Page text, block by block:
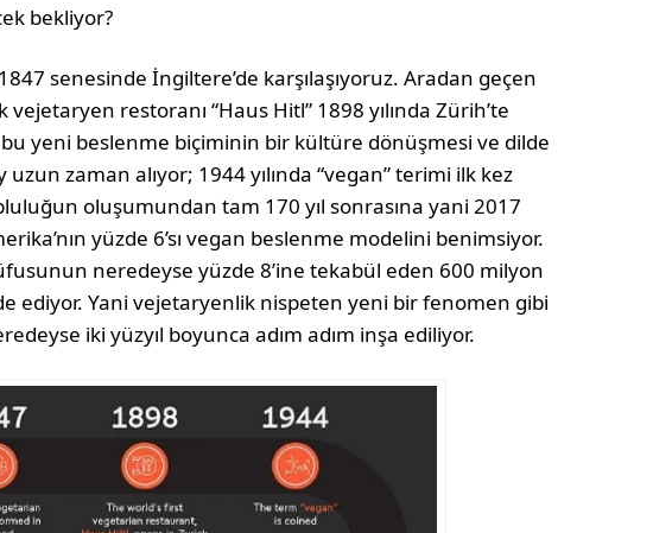
bekliyor?
senesinde İngiltere’de karşılaşıyoruz. Aradan geçen
vejetaryen restoranı “Haus Hitl” 1898 yılında Zürih’te
bu yeni beslenme biçiminin bir kültüre dönüşmesi ve dilde
uzun zaman alıyor; 1944 yılında “vegan” terimi ilk kez
oluşumundan tam 170 yıl sonrasına yani 2017
yüzde 6’sı vegan beslenme modelini benimsiyor.
neredeyse yüzde 8’ine tekabül eden 600 milyon
ediyor. Yani vejetaryenlik nispeten yeni bir fenomen gibi
iki yüzyıl boyunca adım adım inşa ediliyor.